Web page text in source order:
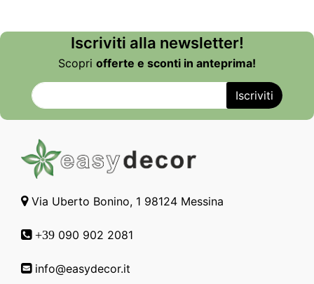
Iscriviti alla newsletter!
Scopri offerte e sconti in anteprima!
Via Uberto Bonino, 1 98124 Messina
+39 090 902 2081
info@easydecor.it